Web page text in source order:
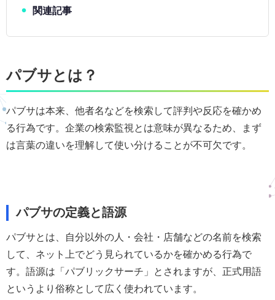
関連記事
パブサとは？
パブサは本来、他者名などを検索して評判や反応を確かめ
る行為です。企業の検索監視とは意味が異なるため、まず
は言葉の違いを理解して使い分けることが不可欠です。
パブサの定義と語源
パブサとは、自分以外の人・会社・店舗などの名前を検索
して、ネット上でどう見られているかを確かめる行為で
す。語源は「パブリックサーチ」とされますが、正式用語
というより俗称として広く使われています。